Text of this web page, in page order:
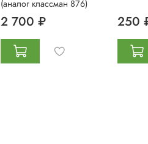
(аналог классман 876)
2 700 ₽ 250